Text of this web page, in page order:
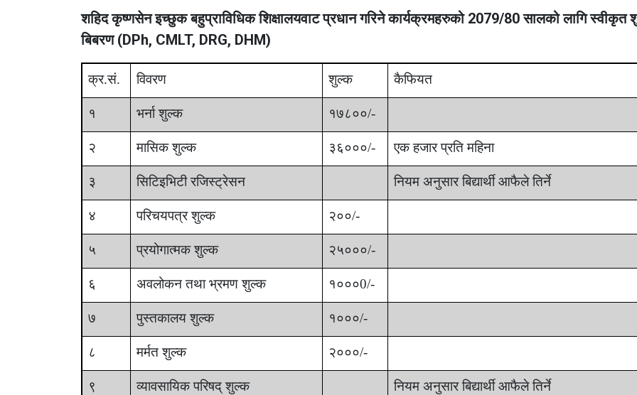
शहिद कृष्णसेन इच्छुक बहुप्राविधिक शिक्षालयवाट प्रधान गरिने कार्यक्रमहरुको 2079/80 सालको लागि स्वीकृत
बिबरण (DPh, CMLT, DRG, DHM)
क्र.सं. विवरण शुल्क कैफियत
१ भर्ना शुल्क १७८००/-
२ मासिक शुल्क ३६०००/- एक हजार प्रति महिना
३ सिटिइभिटी रजिस्ट्रेसन नियम अनुसारबिद्यार्थी आफैले तिर्ने
४ परिचयपत्र शुल्क २००/-
५ प्रयोगात्मक शुल्क २५०००/-
६ अवलोकन तथा भ्रमण शुल्क १०००0/-
७ पुस्तकालय शुल्क १०००/-
८ मर्मत शुल्क २०००/-
९ व्यावसायिक परिषद् शुल्क नियम अनुसारबिद्यार्थी आफैले तिर्ने